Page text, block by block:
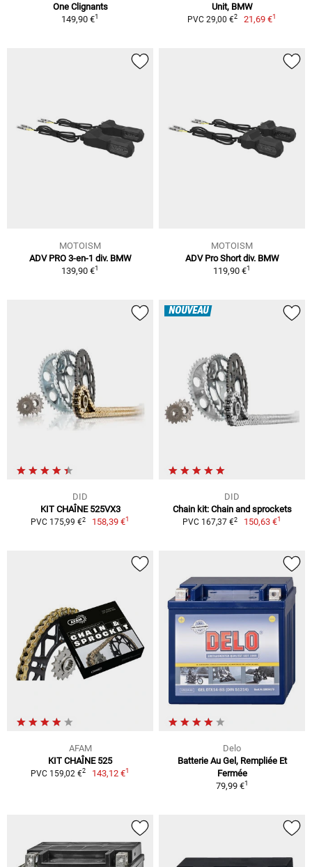
One Clignants
149,90 €1
Unit, BMW
PVC 29,00 €2 21,69 €1
MOTOISM
ADV PRO 3-en-1 div. BMW
139,90 €1
MOTOISM
ADV Pro Short div. BMW
119,90 €1
DID
KIT CHAÎNE 525VX3
PVC 175,99 €2 158,39 €1
NOUVEAU
DID
Chain kit: Chain and sprockets
PVC 167,37 €2 150,63 €1
AFAM
KIT CHAÎNE 525
PVC 159,02 €2 143,12 €1
Delo
Batterie Au Gel, Rempliée Et
Fermée
79,99 €1